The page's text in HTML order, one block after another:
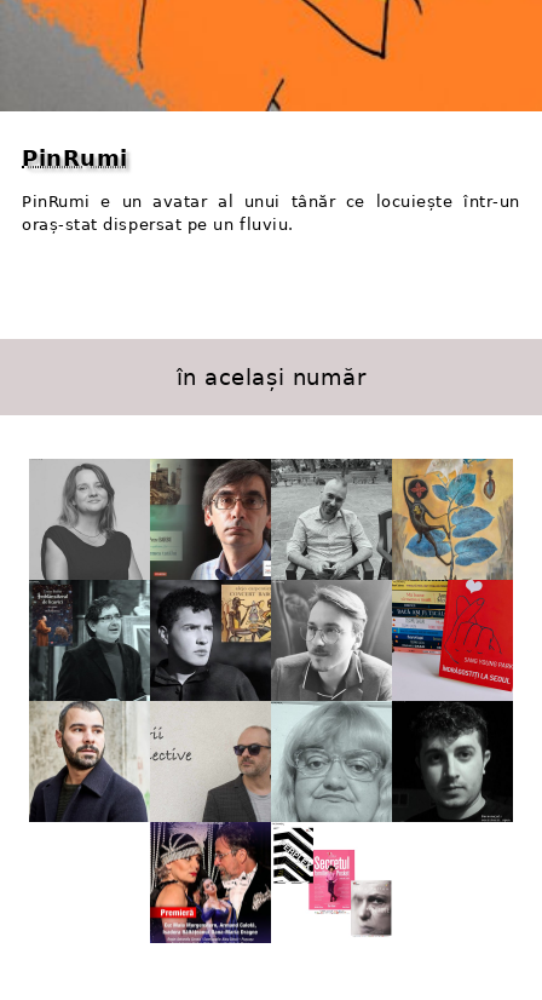
PinRumi
PinRumi e un avatar al unui tânăr ce locuiește într⁠-⁠un
oraș-stat dispersat pe un fluviu.
în același număr